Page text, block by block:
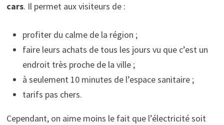
cars. Il permet aux visiteurs de :
profiter du calme de la région ;
faire leurs achats de tous les jours vu que c’est un
endroit très proche de la ville ;
à seulement 10 minutes de l’espace sanitaire ;
tarifs pas chers.
Cependant, on aime moins le fait que l’électricité soit